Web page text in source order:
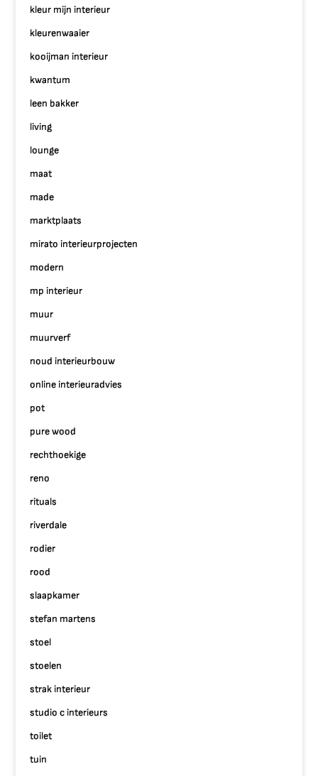
kleur mijn interieur
kleurenwaaier
kooijman interieur
kwantum
leen bakker
living
lounge
maat
made
marktplaats
mirato interieurprojecten
modern
mp interieur
muur
muurverf
noud interieurbouw
online interieuradvies
pot
pure wood
rechthoekige
reno
rituals
riverdale
rodier
rood
slaapkamer
stefan martens
stoel
stoelen
strak interieur
studio c interieurs
toilet
tuin